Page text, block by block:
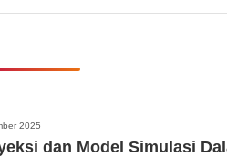
2025
dan Model Simulasi